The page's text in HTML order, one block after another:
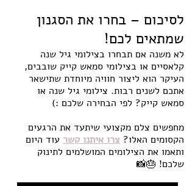
לסיכום – בחרו את הסגנון
שמתאים לכם!
לא משנה אם תבחרו בצילומי גיל שנה
קלאסיים או בצילומי סמאש קייק שובבים,
העיקר הוא ליצור חוויה מיוחדת שתישאר
אתכם לשנים רבות. צילומי גיל שנה או
סמאש קייק? לפי הבחירה שלכם :)
מחפשים צלם מקצועי שיתעד את הרגעים
הקסומים האלו? צרו איתנו קשר עוד היום
ותאמו את הצילומים המושלמים לתינוק
שלכם! 🎂📸